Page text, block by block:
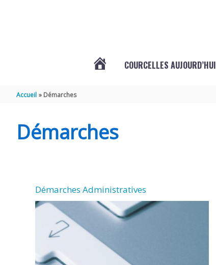
(17777)
COURCELLES AUJOURD’HUI
Accueil Démarches
Démarches
Démarches Administratives